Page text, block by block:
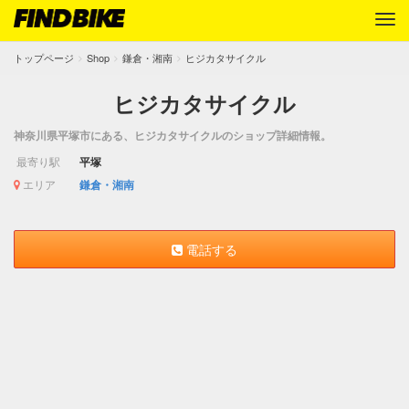
トップページ Shop 鎌倉・湘南 ヒジカタサイクル
ヒジカタサイクル
神奈川県平塚市にある、ヒジカタサイクルのショップ詳細情報。
最寄り駅 平塚
エリア 鎌倉・湘南
電話する